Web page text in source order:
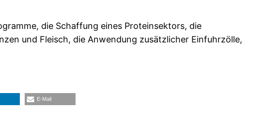
die Schaffung eines Proteinsektors, die
und Fleisch, die Anwendung zusätzlicher Einfuhrzölle,
E-Mail